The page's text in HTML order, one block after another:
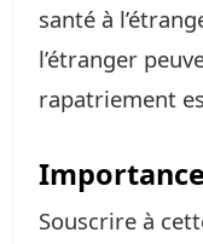
santé à
l’étranger
rapatriement
Souscrire à